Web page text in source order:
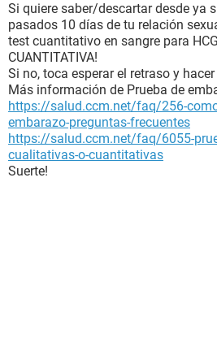
Si quiere saber/descartar desde ya
pasados 10 días de tu relación
test cuantitativo en sangre para
CUANTITATIVA!
Si no, toca esperar el retraso y
Más información de Prueba de
https://salud.ccm.net/faq/256-
embarazo-preguntas-frecuentes
https://salud.ccm.net/faq/6055-
cualitativas-o-cuantitativas
Suerte!